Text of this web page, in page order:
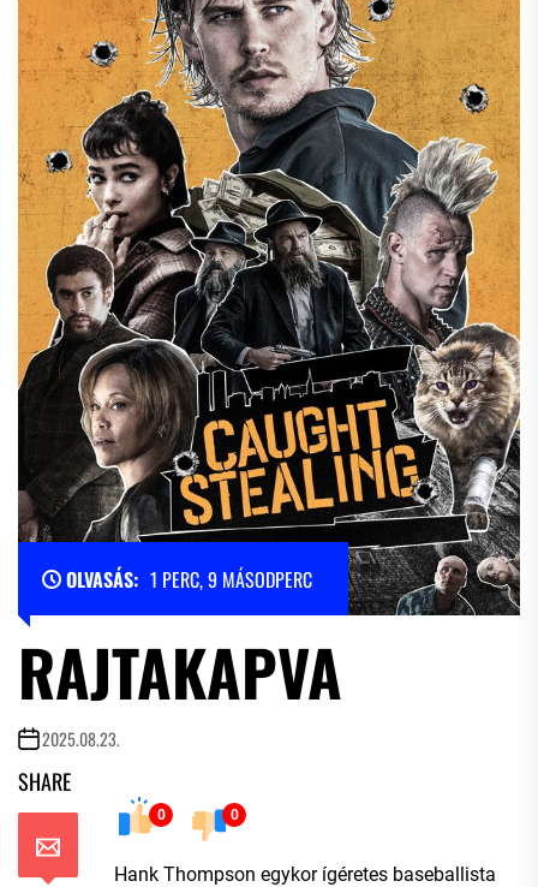
OLVASÁS: 1 PERC, 9 MÁSODPERC
RAJTAKAPVA
2025.08.23.
SHARE
0 0
Hank Thompson egykor ígéretes baseballista